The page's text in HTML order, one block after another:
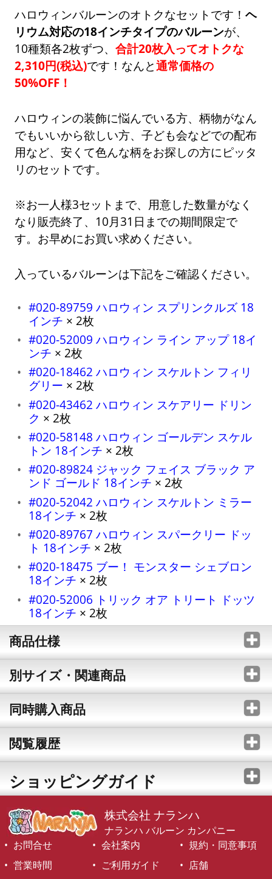
ハロウィンバルーンのオトクなセットです！ヘ
リウム対応の18インチタイプのバルーンが、
10種類各2枚ずつ、合計20枚入ってオトクな
2,310円(税込)です！なんと通常価格の
50%OFF！
ハロウィンの装飾に悩んでいる方、柄物がなん
でもいいから欲しい方、子ども会などでの配布
用など、安くて色んな柄をお探しの方にピッタ
リのセットです。
※お一人様3セットまで、用意した数量がなく
なり販売終了、10月31日までの期間限定で
す。お早めにお買い求めください。
入っているバルーンは下記をご確認ください。
#020-89759 ハロウィン スプリンクルズ 18
インチ × 2枚
#020-52009 ハロウィン ライン アップ 18イ
ンチ × 2枚
#020-18462 ハロウィン スケルトン フィリ
グリー × 2枚
#020-43462 ハロウィン スケアリー ドリン
ク × 2枚
#020-58148 ハロウィン ゴールデン スケル
トン 18インチ × 2枚
#020-89824 ジャック フェイス ブラック ア
ンド ゴールド 18インチ × 2枚
#020-52042 ハロウィン スケルトン ミラー
18インチ × 2枚
#020-89767 ハロウィン スパークリー ドッ
ト 18インチ × 2枚
#020-18475 ブー！ モンスター シェブロン
18インチ × 2枚
#020-52006 トリック オア トリート ドッツ
18インチ × 2枚
商品仕様
別サイズ・関連商品
同時購入商品
閲覧履歴
ショッピングガイド
株式会社 ナランハ
ナランハ バルーン カンパニー
お問合せ
会社案内
規約・同意事項
営業時間
ご利用ガイド
店舗